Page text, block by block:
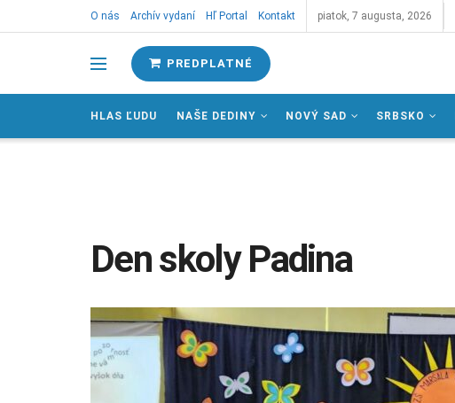
O nás Archív vydaní Hľ Portal Kontakt piatok, 7 augusta, 2026
PREDPLATNÉ
HLAS ĽUDU NAŠE DEDINY NOVÝ SAD SRBSKO
Den skoly Padina